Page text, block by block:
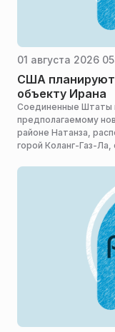
01 августа 2026
США планируют
объекту Ирана
Соединенные Штаты
предполагаемому
районе Натанза,
горой Коланг-Газ-